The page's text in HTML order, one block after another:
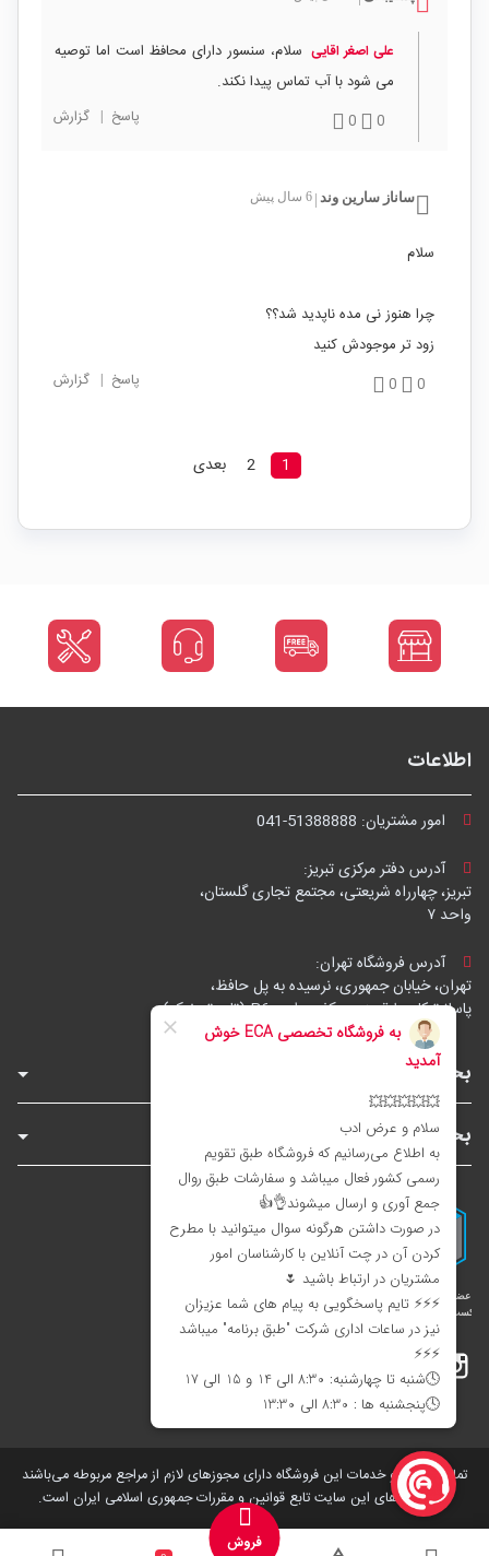
علی اصغر اقایی سلام، سنسور دارای محافظ است اما توصیه
می شود با آب تماس پیدا نکند.
0
0 پاسخ | گزارش
ساناز سارین وند 6 سال پیش
سلام
چرا هنوز نی مده ناپدید شد؟؟
زود تر موجودش کنید
0
0 پاسخ | گزارش
1
2 بعدی
اطلاعات
امور مشتریان: 041-51388888
آدرس دفتر مرکزی تبریز:
تبریز، چهارراه شریعتی، مجتمع تجاری گلستان،
واحد ۷
آدرس فروشگاه تهران:
تهران، خیابان جمهوری، نرسیده به پل حافظ،
پاساژ توکل، طبقه زیرهمکف، واحد B6 (تاپ ترونیک)
بخش‌های فروشگاه
بخش‌های سایت
اینستاگرام
تمامی کالاها و خدمات این فروشگاه دارای مجوز‌های لازم از مراجع مربوطه می‌باشند
و فعالیت های این سایت تابع قوانین و مقررات جمهوری اسلامی ایران است.
فروش